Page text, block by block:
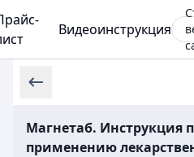
Видеоинструкция
Магнетаб. Инструкция
применению